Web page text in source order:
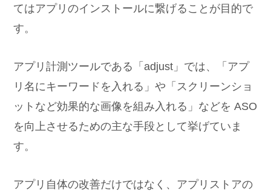
てはアプリのインストールに繋げることが目的で
す。
アプリ計測ツールである「adjust」では、「アプ
リ名にキーワードを入れる」や「スクリーンショ
ットなど効果的な画像を組み入れる」などを ASO
を向上させるための主な手段として挙げていま
す。
アプリ自体の改善だけではなく、アプリストアの